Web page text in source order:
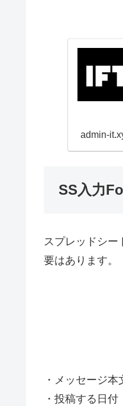
admin-
SS入力
スプレッドシ
要はあります。
・メッセージ
・投稿する日付